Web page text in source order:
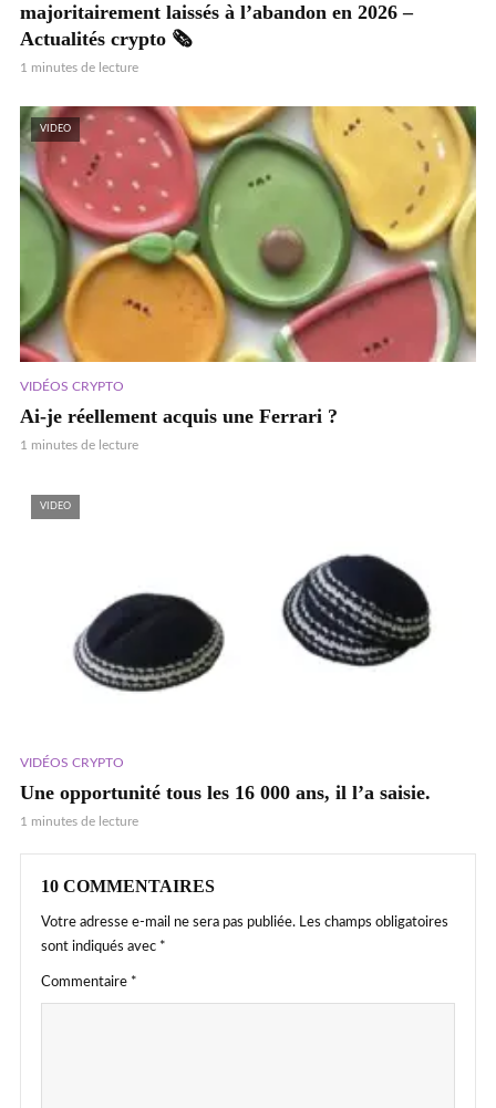
majoritairement laissés à l’abandon en 2026 –
Actualités crypto 🗞️
1 minutes de lecture
VIDEO
VIDÉOS CRYPTO
Ai-je réellement acquis une Ferrari ?
1 minutes de lecture
VIDEO
VIDÉOS CRYPTO
Une opportunité tous les 16 000 ans, il l’a saisie.
1 minutes de lecture
10 COMMENTAIRES
Votre adresse e-mail ne sera pas publiée. Les champs obligatoires
sont indiqués avec *
Commentaire *